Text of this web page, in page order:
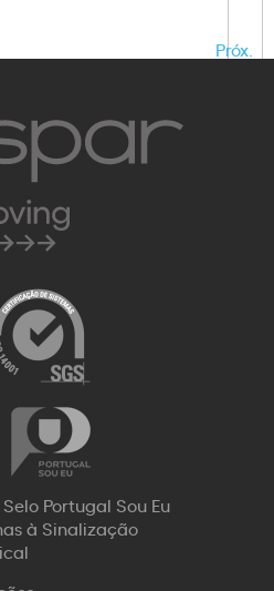
Próx.
Portugal Sou Eu
à Sinalização